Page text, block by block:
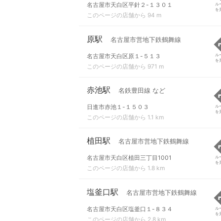
名古屋市天白区平針２-１３０１
このページの店舗から 94 m
ル
を
原駅 名古屋市営地下鉄鶴舞線
名古屋市天白区原１-５１３
このページの店舗から 971 m
ル
を
赤池駅 名鉄豊田線 など
日進市赤池１-１５０３
このページの店舗から 1.1 km
ル
を
植田駅 名古屋市営地下鉄鶴舞線
名古屋市天白区植田三丁目1001
このページの店舗から 1.8 km
ル
を
塩釜口駅 名古屋市営地下鉄鶴舞線
名古屋市天白区塩釜口１-８３４
このページの店舗から 2.8 km
ル
を